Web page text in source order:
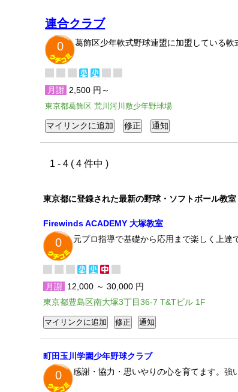
連合クラブ
0
葛飾区少年軟式野球連盟に加盟している
月謝 2,500 円～
東京都葛飾区 荒川河川敷少年野球場
1 - 4 ( 4 件中 )
東京都に登録された最新の野球・ソフトボール教室
Firewinds ACADEMY 大塚教室
0 元プロ指導で基礎から応用まで楽しく上
月謝 12,000 ～ 30,000 円
東京都豊島区南大塚3丁目36-7 T&Tビル 1F
町田玉川学園少年野球クラブ
0 感謝・協力・思いやりの心を育てます。強